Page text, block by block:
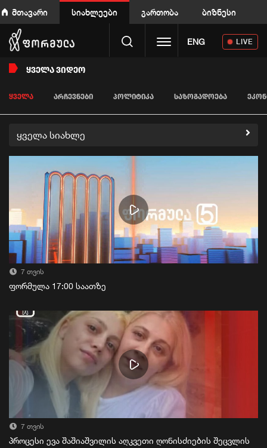
მთავარი სიახლეები გართობა ბიზნესი
Toggle navigation
ENG LIVE
ᲧᲕᲔᲚᲐ ᲕᲘᲓᲔᲝ
ᲧᲕᲔᲚᲐ ᲐᲠᲩᲔᲕᲜᲔᲑᲘ ᲞᲝᲚᲘᲢᲘᲙᲐ ᲡᲐᲖᲝᲒᲐᲓᲝᲔᲑᲐ
ყველა სიახლე
7 თვის
ფორმულა 17:00 საათზე
7 თვის
პროცესი ევა შაშიაშვილის აღკვეთი ღონისძიების შეცვლის